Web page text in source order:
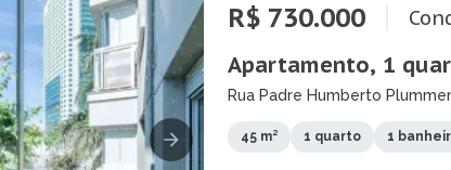
R$ 730.000
Apartamento, 1
Rua Padre Humberto
45 m² 1 quarto 1